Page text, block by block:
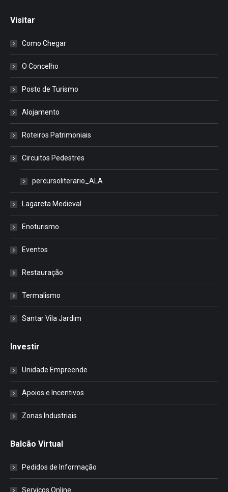
Visitar
Como Chegar
O Concelho
Posto de Turismo
Alojamento
Roteiros Patrimoniais
Circuitos Pedestres
percursoliterario_ALA
Lagareta Medieval
Enoturismo
Eventos
Restauração
Termalismo
Santar Vila Jardim
Investir
Unidade Empreende
Apoios e Incentivos
Zonas Industriais
Balcão Virtual
Pedidos de Informação
Serviços Online